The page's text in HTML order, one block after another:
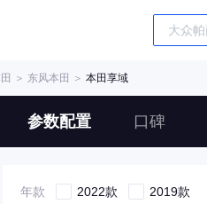
＞ 东风本田 ＞ 本田享域
参数配置 口碑
年款 2022款 2019款